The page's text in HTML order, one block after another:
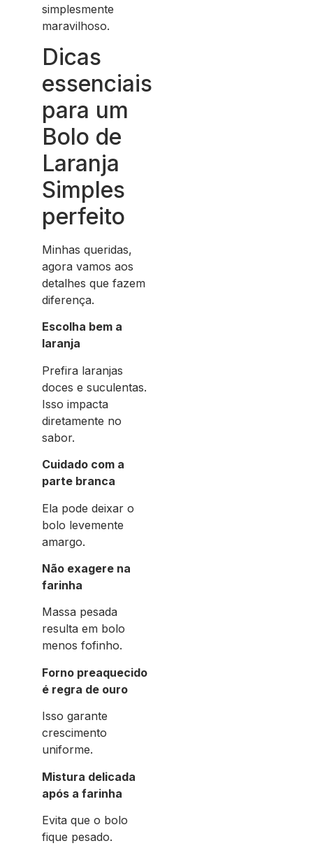
simplesmente
maravilhoso.
Dicas
essenciais
para um
Bolo de
Laranja
Simples
perfeito
Minhas queridas,
agora vamos aos
detalhes que fazem
diferença.
Escolha bem a
laranja
Prefira laranjas
doces e suculentas.
Isso impacta
diretamente no
sabor.
Cuidado com a
parte branca
Ela pode deixar o
bolo levemente
amargo.
Não exagere na
farinha
Massa pesada
resulta em bolo
menos fofinho.
Forno preaquecido
é regra de ouro
Isso garante
crescimento
uniforme.
Mistura delicada
após a farinha
Evita que o bolo
fique pesado.